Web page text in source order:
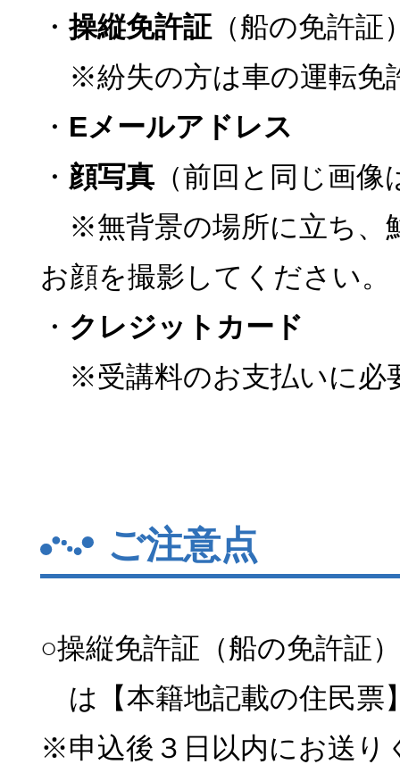
・操縦免許証（船の免許証
※紛失の方は車の運転免
・ Eメールアドレス
・ 顔写真（前回と同じ画像
※無背景の場所に立ち、
お顔を撮影してください。
・ クレジットカード
※受講料のお支払いに必
ご注意点
○操縦免許証（船の免許証
は【本籍地記載の住民票
※申込後３日以内にお送り